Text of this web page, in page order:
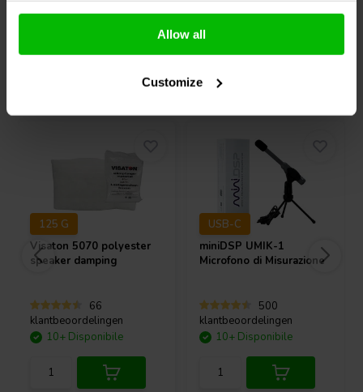
Allow all
Customize
Confronta Confronta
Acquistati anche da altri
125 G
Visaton 5070 polyester
speaker damping
66
klantbeoordelingen
10+ Disponibile
USB-C
miniDSP UMIK-1
Microfono di Misurazione
500
klantbeoordelingen
10+ Disponibile